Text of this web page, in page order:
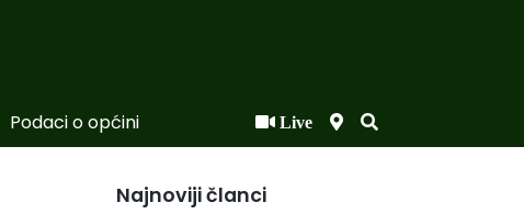
Podaci o općini Live
Najnoviji članci